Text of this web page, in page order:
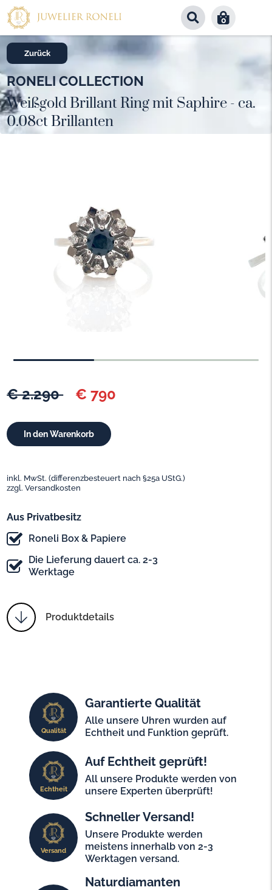
0
Zurück
€ 2.290 € 790
inkl. MwSt. (differenzbesteuert nach §25a UStG.)
zzgl. Versandkosten
Aus Privatbesitz
Roneli Box & Papiere
Die Lieferung dauert ca. 2-3
Werktage
Produktdetails
RONELI COLLECTION
Weißgold Brillant Ring mit Saphire - ca.
0.08ct Brillanten
Qualität
Garantierte Qualität
Alle unsere Uhren wurden auf
Echtheit und Funktion geprüft.
Echtheit
Auf Echtheit geprüft!
All unsere Produkte werden von
unsere Experten überprüft!
Versand
Schneller Versand!
Unsere Produkte werden
meistens innerhalb von 2-3
Werktagen versand.
Naturdiamanten